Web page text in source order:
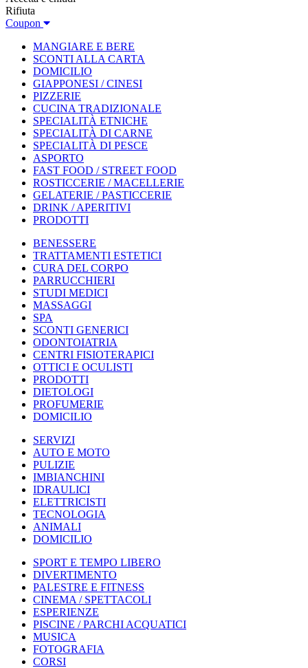
Rifiuta
Coupon
MANGIARE E BERE
SCONTI ALLA CARTA
DOMICILIO
GIAPPONESI / CINESI
PIZZERIE
CUCINA TRADIZIONALE
SPECIALITÀ ETNICHE
SPECIALITÀ DI CARNE
SPECIALITÀ DI PESCE
ASPORTO
FAST FOOD / STREET FOOD
ROSTICCERIE / MACELLERIE
GELATERIE / PASTICCERIE
DRINK / APERITIVI
PRODOTTI
BENESSERE
TRATTAMENTI ESTETICI
CURA DEL CORPO
PARRUCCHIERI
STUDI MEDICI
MASSAGGI
SPA
SCONTI GENERICI
ODONTOIATRIA
CENTRI FISIOTERAPICI
OTTICI E OCULISTI
PRODOTTI
DIETOLOGI
PROFUMERIE
DOMICILIO
SERVIZI
AUTO E MOTO
PULIZIE
IMBIANCHINI
IDRAULICI
ELETTRICISTI
TECNOLOGIA
ANIMALI
DOMICILIO
SPORT E TEMPO LIBERO
DIVERTIMENTO
PALESTRE E FITNESS
CINEMA / SPETTACOLI
ESPERIENZE
PISCINE / PARCHI ACQUATICI
MUSICA
FOTOGRAFIA
CORSI